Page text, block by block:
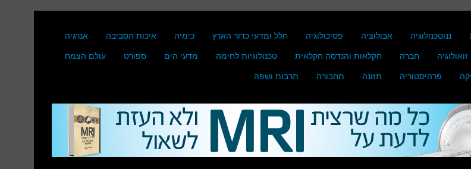
ננוטכנולוגיה אבולוציה פסיכולוגיה חלל ומדעי כדור הארץ כימיה איכות הסביבה
אנרגיה
זואולוגיה חברה חקלאות והנדסה חקלאית טכנולוגיות לחימה מדעי הים ספורט
עולם הצמח
פרהיסטוריה תזונה תחבורה תרבות ושפה